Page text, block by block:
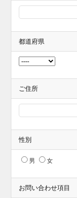
都道府県
ご住所
性別
男 女
お問い合わせ項目